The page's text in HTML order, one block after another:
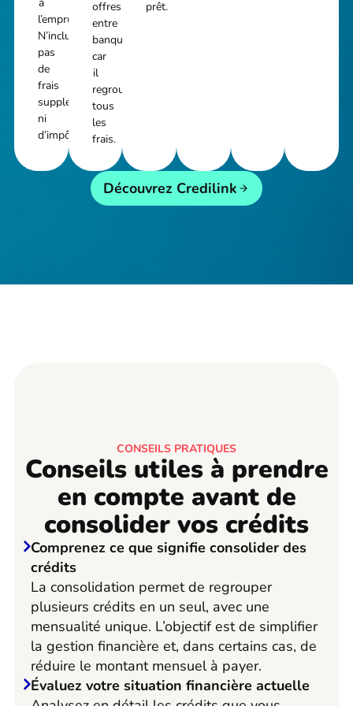
l’emprunt.
N’inclut
pas
de
frais
supplémentaires
ni
d’impôts.
offres
entre
banques,
car
il
regroupe
tous
les
frais.
prêt.
Découvrez Credilink
CONSEILS PRATIQUES
Conseils utiles à prendre
en compte avant de
consolider vos crédits
Comprenez ce que signifie consolider des
crédits
La consolidation permet de regrouper
plusieurs crédits en un seul, avec une
mensualité unique. L’objectif est de simplifier
la gestion financière et, dans certains cas, de
réduire le montant mensuel à payer.
Évaluez votre situation financière actuelle